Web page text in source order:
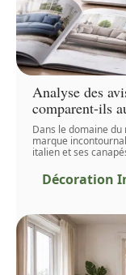
Analyse des
comparent-ils
Dans le domaine
marque
italien et ses
Décoration